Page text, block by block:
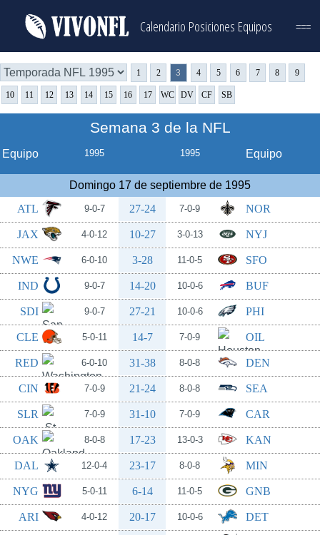
Calendario Posiciones Equipos ===
1 2 3 4 5 6 7 8 9
10 11 12 13 14 15 16 17 WC DV CF SB
Semana 3 de la NFL
Equipo 1995 1995 Equipo
Domingo 17 de septiembre de 1995
ATL
9-0-7 27-24 7-0-9 NOR
JAX 4-0-12 10-27 3-0-13 NYJ
NWE 6-0-10 3-28 11-0-5 SFO
IND 9-0-7 14-20 10-0-6 BUF
SDI 9-0-7 27-21 10-0-6 PHI
CLE 5-0-11 14-7 7-0-9 OIL
RED 6-0-10 31-38 8-0-8 DEN
CIN 7-0-9 21-24 8-0-8 SEA
SLR 7-0-9 31-10 7-0-9 CAR
OAK 8-0-8 17-23 13-0-3 KAN
DAL 12-0-4 23-17 8-0-8 MIN
NYG 5-0-11 6-14 11-0-5 GNB
ARI 4-0-12 20-17 10-0-6 DET